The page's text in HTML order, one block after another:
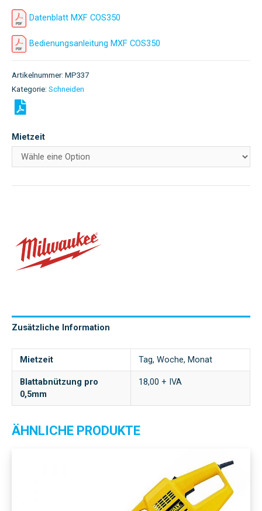
Datenblatt MXF COS350
Bedienungsanleitung MXF COS350
Artikelnummer: MP337
Kategorie: Schneiden
Mietzeit
Zusätzliche Information
Mietzeit Tag, Woche, Monat
Blattabnützung pro
0,5mm
18,00 + IVA
ÄHNLICHE PRODUKTE